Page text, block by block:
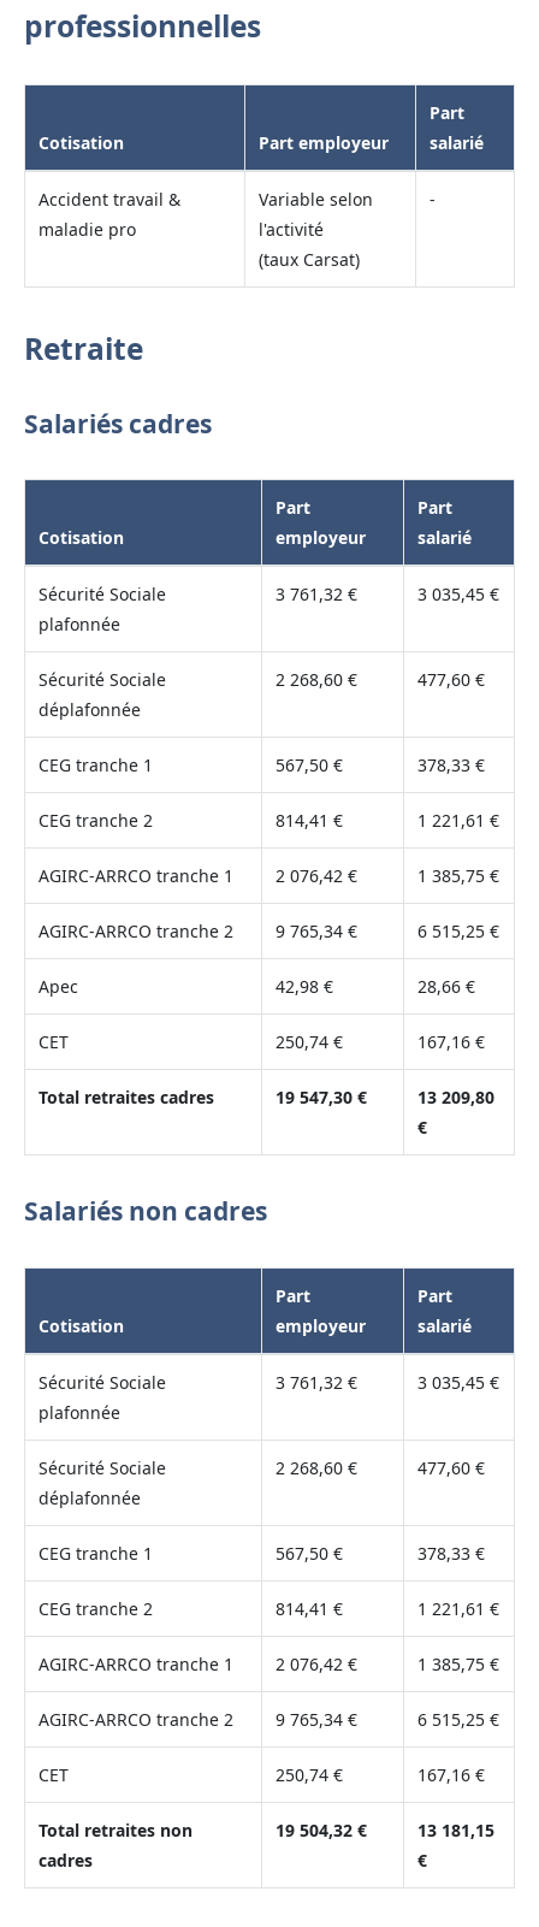
professionnelles
Cotisation Part employeur
Part
salarié
Accident travail &
maladie pro
Variable selon
l'activité
(taux Carsat)
-
Retraite
Salariés cadres
Cotisation
Part
employeur
Part
salarié
Sécurité Sociale
plafonnée
3 761,32 € 3 035,45 €
Sécurité Sociale
déplafonnée
2 268,60 € 477,60 €
CEG tranche 1 567,50 € 378,33 €
CEG tranche 2 814,41 € 1 221,61 €
AGIRC-ARRCO tranche 1 2 076,42 € 1 385,75 €
AGIRC-ARRCO tranche 2 9 765,34 € 6 515,25 €
Apec 42,98 € 28,66 €
CET 250,74 € 167,16 €
Total retraites cadres 19 547,30 €
13 209,80
€
Salariés non cadres
Cotisation
Part
employeur
Part
salarié
Sécurité Sociale
plafonnée
3 761,32 € 3 035,45 €
Sécurité Sociale
déplafonnée
2 268,60 € 477,60 €
CEG tranche 1 567,50 € 378,33 €
CEG tranche 2 814,41 € 1 221,61 €
AGIRC-ARRCO tranche 1 2 076,42 € 1 385,75 €
AGIRC-ARRCO tranche 2 9 765,34 € 6 515,25 €
CET 250,74 € 167,16 €
Total retraites non
cadres
19 504,32 €
13 181,15
€